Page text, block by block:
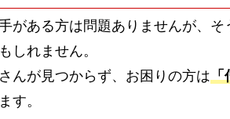
がある方は問題ありませんが、そ
しれません。
んが見つからず、お困りの方は「
す。